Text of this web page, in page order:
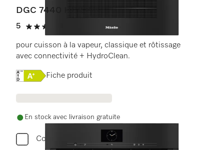
DGC 7440 HCX Pro
5
5 étoiles sur 5
(2 critiques)
pour cuisson à la vapeur, classique et rôtissage
avec connectivité + HydroClean.
Online Label Flag, Étiquette énergétique
Fiche produit
En stock avec livraison gratuite
Comparer